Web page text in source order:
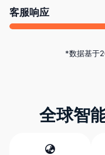
客服响应
*数据基于
全球智